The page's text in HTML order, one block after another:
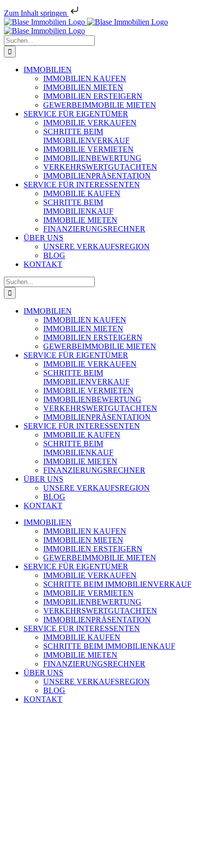
Zum Inhalt springen
Zum
Inhalt
springen
Suche
nach:
IMMOBILIEN
IMMOBILIEN KAUFEN
IMMOBILIEN MIETEN
IMMOBILIEN ERSTEIGERN
GEWERBEIMMOBILIE MIETEN
SERVICE FÜR EIGENTÜMER
IMMOBILIE VERKAUFEN
SCHRITTE BEIM
IMMOBILIENVERKAUF
IMMOBILIE VERMIETEN
IMMOBILIEN­BEWERTUNG
VERKEHRSWERT­GUTACHTEN
IMMOBILIEN­PRÄSENTATION
SERVICE FÜR INTERESSENTEN
IMMOBILIE KAUFEN
SCHRITTE BEIM
IMMOBILIENKAUF
IMMOBILIE MIETEN
FINANZIERUNGSRECHNER
ÜBER UNS
UNSERE VERKAUFSREGION
BLOG
KONTAKT
Suche
nach:
IMMOBILIEN
IMMOBILIEN KAUFEN
IMMOBILIEN MIETEN
IMMOBILIEN ERSTEIGERN
GEWERBEIMMOBILIE MIETEN
SERVICE FÜR EIGENTÜMER
IMMOBILIE VERKAUFEN
SCHRITTE BEIM
IMMOBILIENVERKAUF
IMMOBILIE VERMIETEN
IMMOBILIEN­BEWERTUNG
VERKEHRSWERT­GUTACHTEN
IMMOBILIEN­PRÄSENTATION
SERVICE FÜR INTERESSENTEN
IMMOBILIE KAUFEN
SCHRITTE BEIM
IMMOBILIENKAUF
IMMOBILIE MIETEN
FINANZIERUNGSRECHNER
ÜBER UNS
UNSERE VERKAUFSREGION
BLOG
KONTAKT
IMMOBILIEN
IMMOBILIEN KAUFEN
IMMOBILIEN MIETEN
IMMOBILIEN ERSTEIGERN
GEWERBEIMMOBILIE MIETEN
SERVICE FÜR EIGENTÜMER
IMMOBILIE VERKAUFEN
SCHRITTE BEIM IMMOBILIENVERKAUF
IMMOBILIE VERMIETEN
IMMOBILIEN­BEWERTUNG
VERKEHRSWERT­GUTACHTEN
IMMOBILIEN­PRÄSENTATION
SERVICE FÜR INTERESSENTEN
IMMOBILIE KAUFEN
SCHRITTE BEIM IMMOBILIENKAUF
IMMOBILIE MIETEN
FINANZIERUNGSRECHNER
ÜBER UNS
UNSERE VERKAUFSREGION
BLOG
KONTAKT